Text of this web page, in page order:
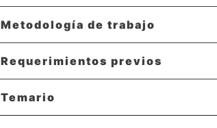
Metodología de trabajo
Requerimientos previos
Temario